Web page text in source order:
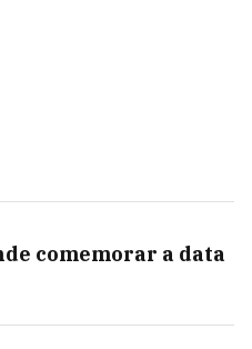
comemorar a data